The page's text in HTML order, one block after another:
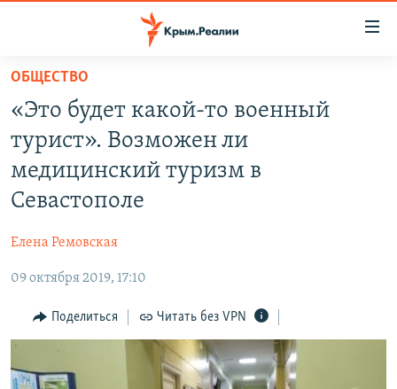
Вернуться
основному
содержанию
Вернутся
главной
Вернутся
НОВОСТИ
СПЕЦПРОЕКТЫ
ВОДА
ИСТОРИЯ
ИНФОГРАФИКА
ТЕЛЕПРОЕКТ КРЫМ.РЕАЛИИ
СОВЕТЫ ПРАВОЗАЩИТНИКОВ
ПРОПАВШИЕ БЕЗ ВЕСТИ
КАК ОБОЙТИ БЛОКИРОВКУ
Qırımtatar
ОБЩЕСТВО
«Это будет какой-то военный
турист». Возможен ли
медицинский туризм в
Севастополе
Елена Ремовская
09 октября 2019, 17:10
Поделиться Читать без VPN